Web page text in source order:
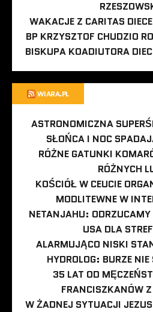
WAKACJE Z CARITAS
BP KRZYSZTOF CHUDZIO
BISKUPA KOADIUTORA
WIARA.PL
ASTRONOMICZNA
SŁOŃCA I NOC
RÓŻNE GATUNKI
RÓŻNYCH
KOŚCIÓŁ W CEUCIE
MODLITEWNE W
NETANJAHU:
USA DLA
ALARMUJĄCO NISKI
HYDROLOG: BURZE
35 LAT OD
FRANCISZKANÓW
W ŻADNEJ SYTUACJI